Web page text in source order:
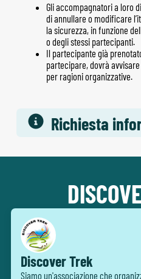
Gli accompagnatori a loro
di annullare o modificare
la sicurezza, in funzione
o degli stessi partecipanti.
Il partecipante già
partecipare, dovrà
per ragioni organizzative.
Richiesta
Discover Trek
Siamo un'associazione che